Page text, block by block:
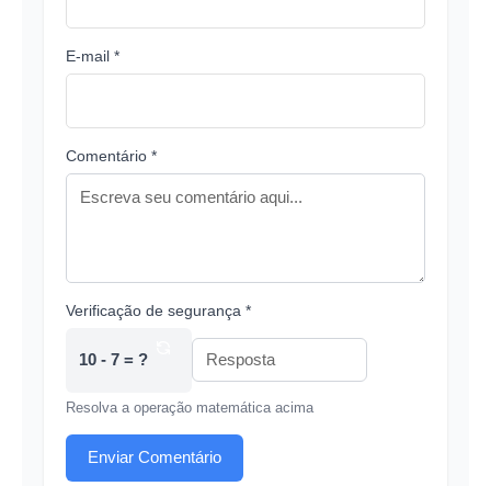
E-mail *
Comentário *
Verificação de segurança *
10 - 7 = ?
Resolva a operação matemática acima
Enviar Comentário